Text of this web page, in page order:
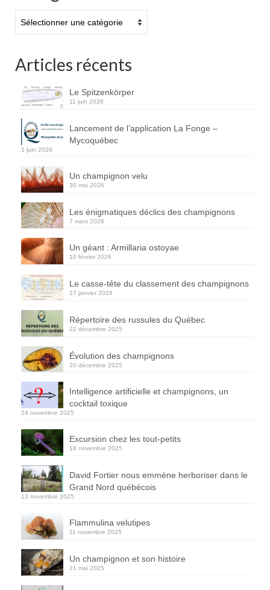
Articles récents
Le Spitzenkörper
11 juin 2026
Lancement de l’application La Fonge –
Mycoquébec
1 juin 2026
Un champignon velu
30 mai 2026
Les énigmatiques déclics des champignons
7 mars 2026
Un géant : Armillaria ostoyae
10 février 2026
Le casse-tête du classement des champignons
27 janvier 2026
Répertoire des russules du Québec
22 décembre 2025
Évolution des champignons
20 décembre 2025
Intelligence artificielle et champignons, un
cocktail toxique
24 novembre 2025
Excursion chez les tout-petits
18 novembre 2025
David Fortier nous emmène herboriser dans le
Grand Nord québécois
13 novembre 2025
Flammulina velutipes
11 novembre 2025
Un champignon et son histoire
31 mai 2025